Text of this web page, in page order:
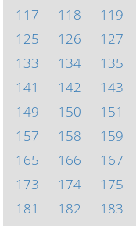
117
118 119
125
126 127
133
134 135
141
142 143
149
150 151
157
158 159
165
166 167
173
174 175
181
182 183